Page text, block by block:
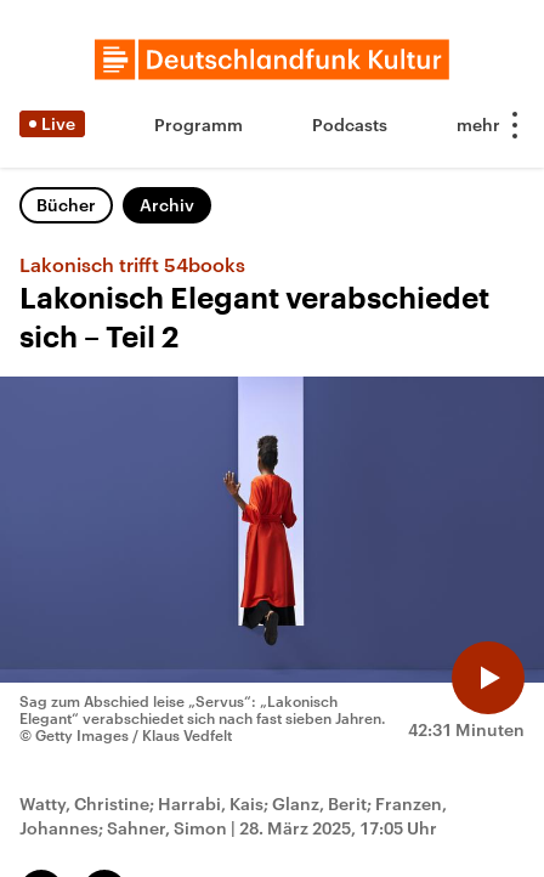
Live Programm Podcasts
Bücher Archiv
Lakonisch trifft 54books
Lakonisch Elegant verabschiedet
sich – Teil 2
42:31 Minuten
Sag zum Abschied leise „Servus“: „Lakonisch
Elegant“ verabschiedet sich nach fast sieben Jahren.
© Getty Images / Klaus Vedfelt
Watty, Christine; Harrabi, Kais; Glanz, Berit; Franzen,
Johannes; Sahner, Simon | 28. März 2025, 17:05 Uhr